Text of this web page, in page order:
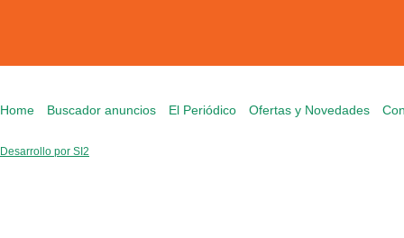
Home Buscador anuncios El Periódico Ofertas y Novedades
Desarrollo por SI2